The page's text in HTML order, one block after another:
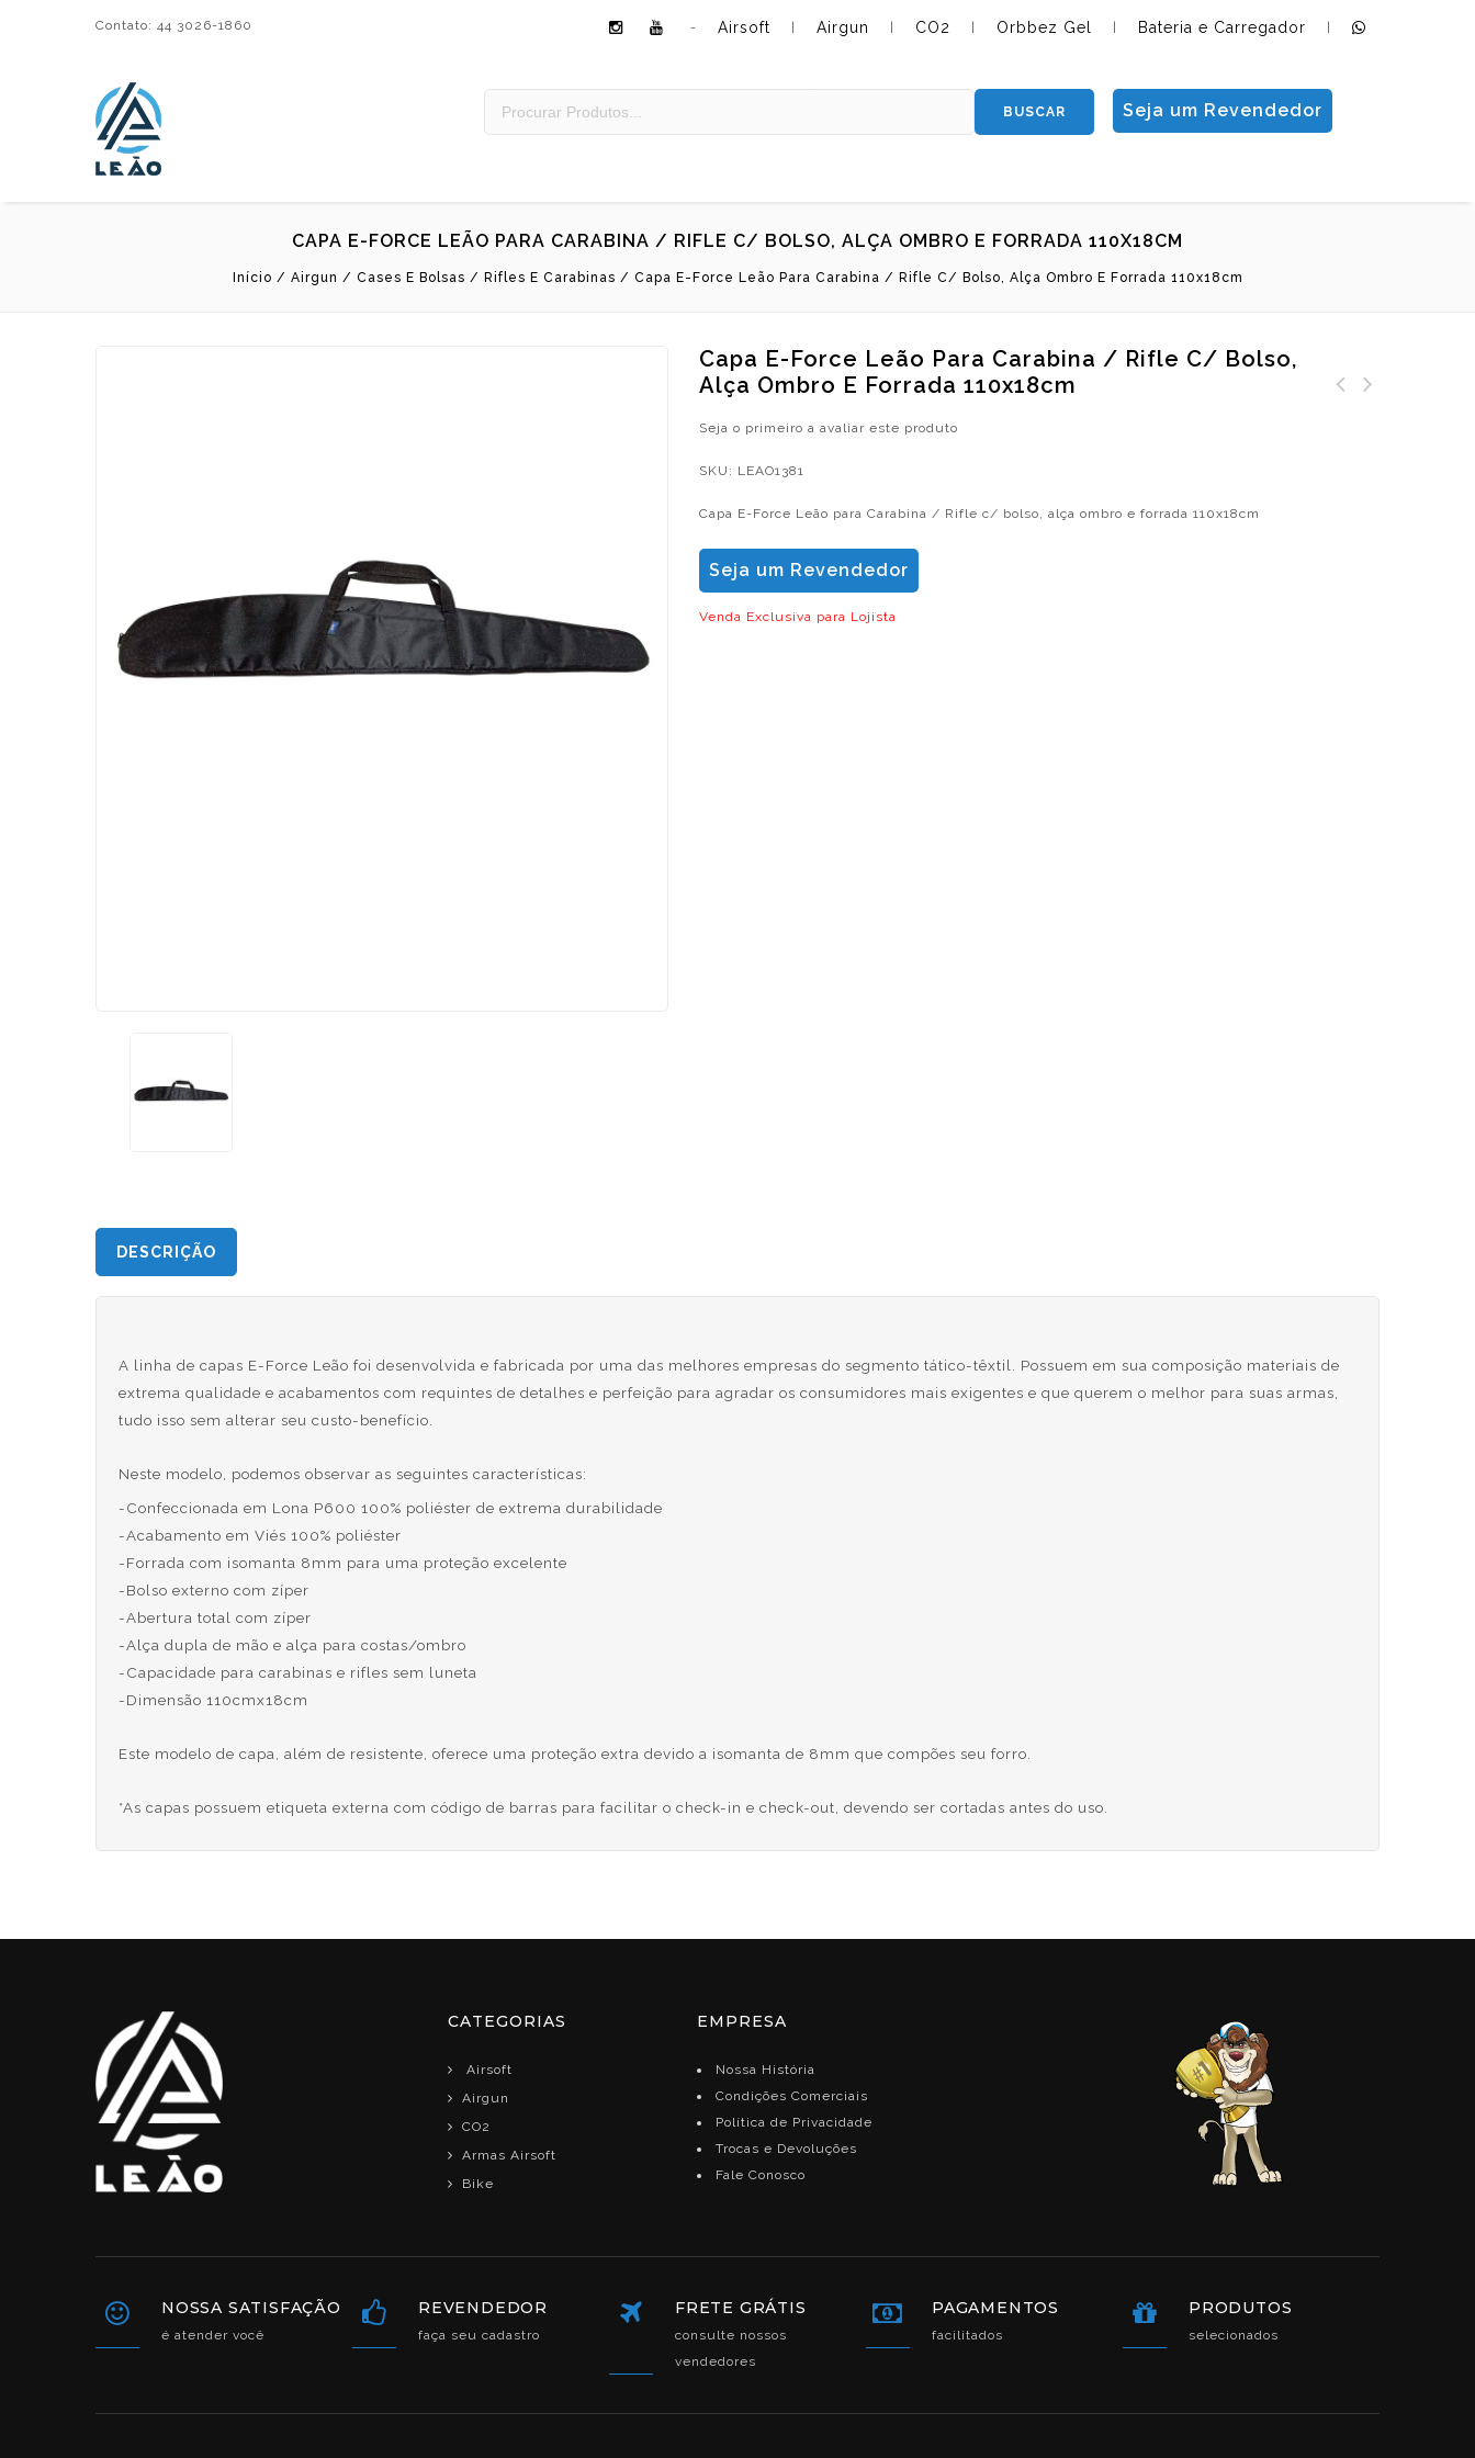
Contato: 44 3026-1860 - Airsoft Airgun CO2 Orbbez Gel Bateria e Carregador
BUSCAR Seja um Revendedor
CAPA E-FORCE LEÃO PARA CARABINA / RIFLE C/ BOLSO, ALÇA OMBRO E FORRADA 110X18CM
Início / Airgun / Cases E Bolsas / Rifles E Carabinas / Capa E-Force Leão Para Carabina / Rifle C/ Bolso, Alça Ombro E Forrada 110x18cm
Capa E-Force Leão Para Carabina / Rifle C/ Bolso,
Alça Ombro E Forrada 110x18cm
Seja o primeiro a avaliar este produto
SKU: LEAO1381
Capa E-Force Leão para Carabina / Rifle c/ bolso, alça ombro e forrada 110x18cm
Seja um Revendedor
Venda Exclusiva para Lojista
DESCRIÇÃO
A linha de capas E-Force Leão foi desenvolvida e fabricada por uma das melhores empresas do segmento tático-têxtil. Possuem em sua composição materiais de
extrema qualidade e acabamentos com requintes de detalhes e perfeição para agradar os consumidores mais exigentes e que querem o melhor para suas armas,
tudo isso sem alterar seu custo-benefício.
Neste modelo, podemos observar as seguintes características:
-Confeccionada em Lona P600 100% poliéster de extrema durabilidade
-Acabamento em Viés 100% poliéster
-Forrada com isomanta 8mm para uma proteção excelente
-Bolso externo com zíper
-Abertura total com zíper
-Alça dupla de mão e alça para costas/ombro
-Capacidade para carabinas e rifles sem luneta
-Dimensão 110cmx18cm
Este modelo de capa, além de resistente, oferece uma proteção extra devido a isomanta de 8mm que compões seu forro.
*As capas possuem etiqueta externa com código de barras para facilitar o check-in e check-out, devendo ser cortadas antes do uso.
CATEGORIAS
Airsoft
Airgun
CO2
Armas Airsoft
Bike
EMPRESA
Nossa História
Condições Comerciais
Política de Privacidade
Trocas e Devoluções
Fale Conosco
NOSSA SATISFAÇÃO
é atender você
REVENDEDOR
faça seu cadastro
FRETE GRÁTIS
consulte nossos
vendedores
PAGAMENTOS
facilitados
PRODUTOS
selecionados